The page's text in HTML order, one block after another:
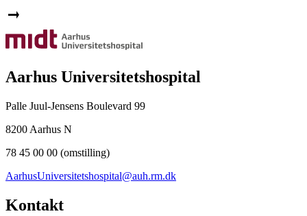
Aarhus Universitetshospital
Palle Juul-Jensens Boulevard 99
8200 Aarhus N
78 45 00 00 (omstilling)
AarhusUniversitetshospital@auh.rm.dk
Kontakt